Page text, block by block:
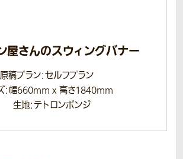
屋さんのスウィングバナー
原稿プラン：セルフプラン
：幅660mm x 高さ1840mm
生地：テトロンポンジ